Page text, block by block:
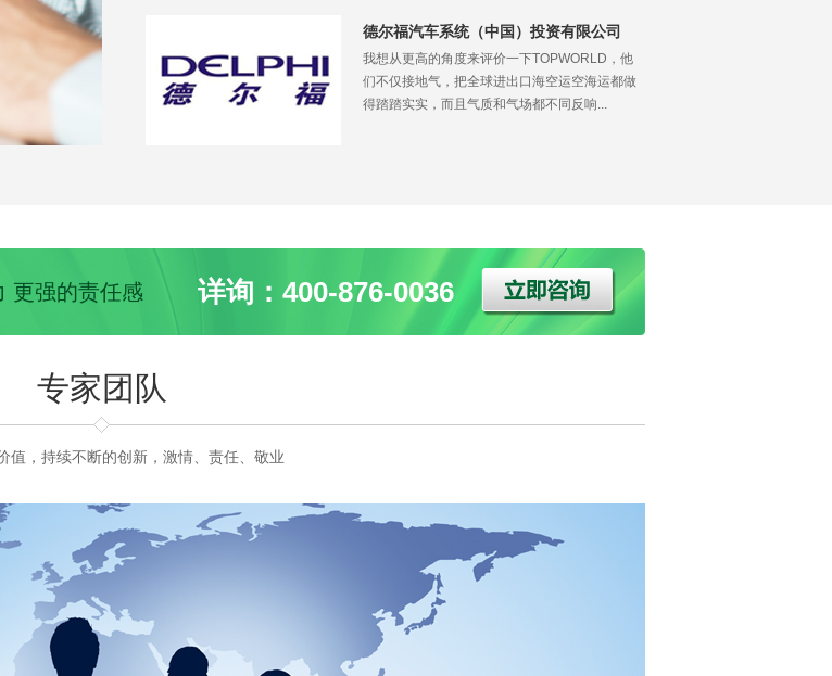
德尔福汽车系统（中国）投资有限公司
我想从更高的角度来评价一下TOPWORLD，他
们不仅接地气，把全球进出口海空运空海运都做
得踏踏实实，而且气质和气场都不同反响...
更强的责任感 详询：400-876-0036
专家团队
值，持续不断的创新，激情、责任、敬业